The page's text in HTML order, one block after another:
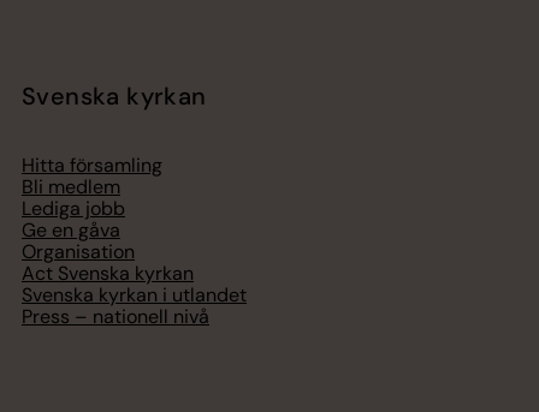
Svenska kyrkan
Hitta församling
Bli medlem
Lediga jobb
Ge en gåva
Organisation
Act Svenska kyrkan
Svenska kyrkan i utlandet
Press – nationell nivå